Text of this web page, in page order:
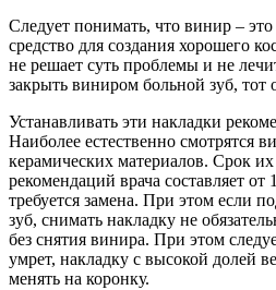
Следует понимать, что винир –
средство для создания хорошего
не решает суть проблемы и не
закрыть виниром больной зуб, тот
Устанавливать эти накладки
Наиболее естественно смотрятся
керамических материалов. Срок
рекомендаций врача составляет от
требуется замена. При этом если
зуб, снимать накладку не
без снятия винира. При этом
умрет, накладку с высокой долей
менять на коронку.